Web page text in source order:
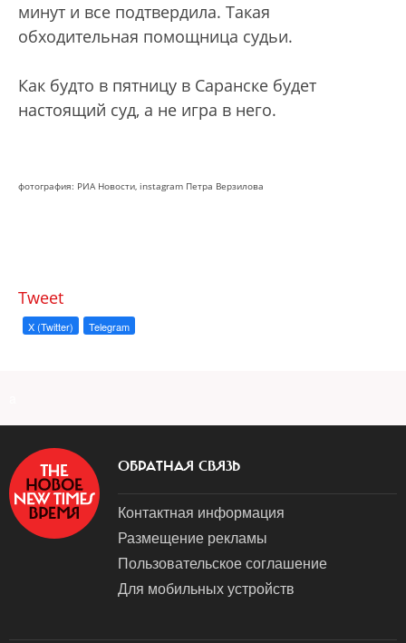
минут и все подтвердила. Такая
обходительная помощница судьи.
Как будто в пятницу в Саранске будет
настоящий суд, а не игра в него.
фотография: РИА Новости, instagram Петра Верзилова
Tweet
X (Twitter) Telegram
ОБРАТНАЯ СВЯЗЬ
Контактная информация
Размещение рекламы
Пользовательское соглашение
Для мобильных устройств